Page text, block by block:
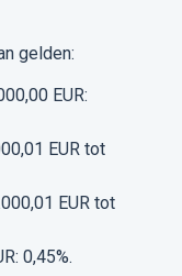
gelden:
EUR:
EUR tot
EUR tot
0,45%.